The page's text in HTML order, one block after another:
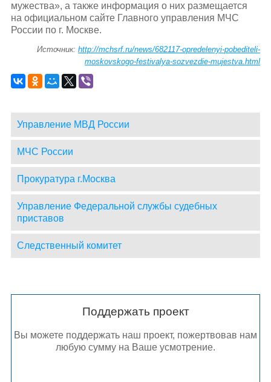
мужества», а также информация о них размещается
на официальном сайте Главного управления МЧС
России по г. Москве.
Источник:http://mchsrf.ru/news/682117-opredelenyi-pobediteli-
moskovskogo-festivalya-sozvezdie-mujestva.html
Управление МВД России
МЧС России
Прокуратура г.Москва
Управление Федеральной службы судебных
приставов
Следственный комитет
Поддержать проект
Вы можете поддержать наш проект, пожертвовав нам
любую сумму на Ваше усмотрение.